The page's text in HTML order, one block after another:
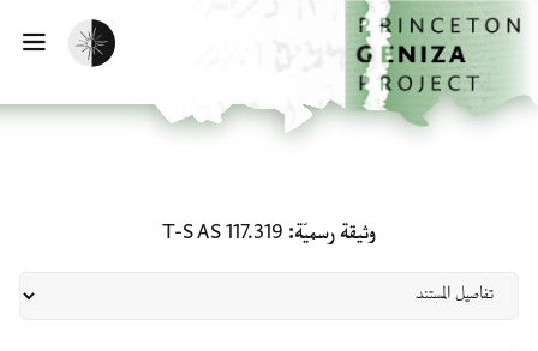
إلى المحتوى الرئيسي
الرئيسية
تفعيل الوضع المظلم
وثيقة رسميّة T-S AS 117.319